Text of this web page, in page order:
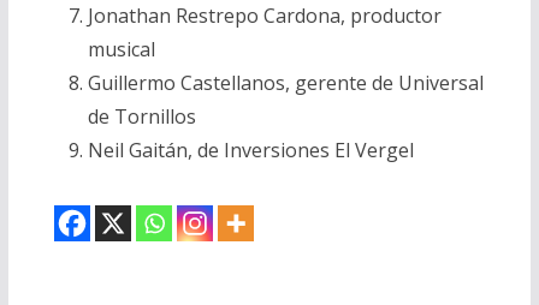
Jonathan Restrepo Cardona, productor
musical
Guillermo Castellanos, gerente de Universal
de Tornillos
Neil Gaitán, de Inversiones El Vergel